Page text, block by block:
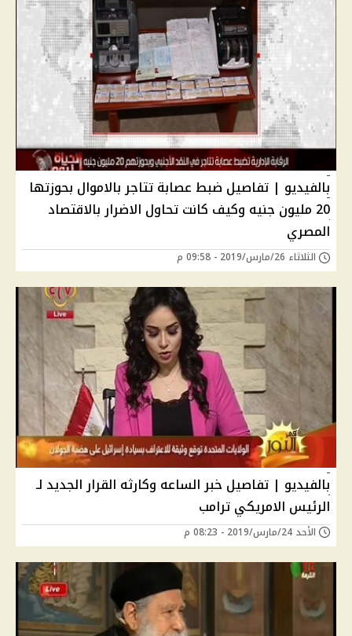
بالفيديو | تفاصيل ضبط عصابة تتاجر بالاموال بحوزتها
20 مليون جنيه وكيف كانت تحاول الاضرار بالاقتصاد
المصري
الثلاثاء 26/مارس/2019 - 09:58 م
بالفيديو | تفاصيل خبر الساعه وكارثه القرار الجديد لـ
الرئيس الامريكي ترامب
الأحد 24/مارس/2019 - 08:23 م